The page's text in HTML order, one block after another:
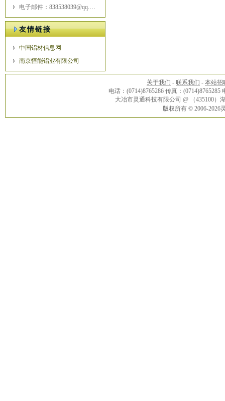
电子邮件：838538039@qq.com
友情链接
中国铝材信息网
南京恒能铝业有限公司
关于我们 - 联系我们 - 本站招
电话：(0714)8765286 传真：(0714)8765285
大冶市灵通科技有限公司 @ （435100
版权所有 © 2006-2026